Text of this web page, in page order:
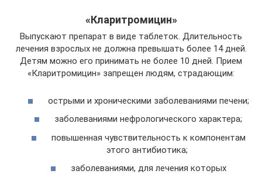
«Кларитромицин»
Выпускают препарат в виде таблеток. Длительность
лечения взрослых не должна превышать более 14 дней.
Детям можно его принимать не более 10 дней. Прием
«Кларитромицин» запрещен людям, страдающим:
острыми и хроническими заболеваниями печени;
заболеваниями нефрологического характера;
повышенная чувствительность к компонентам
этого антибиотика;
заболеваниями, для лечения которых